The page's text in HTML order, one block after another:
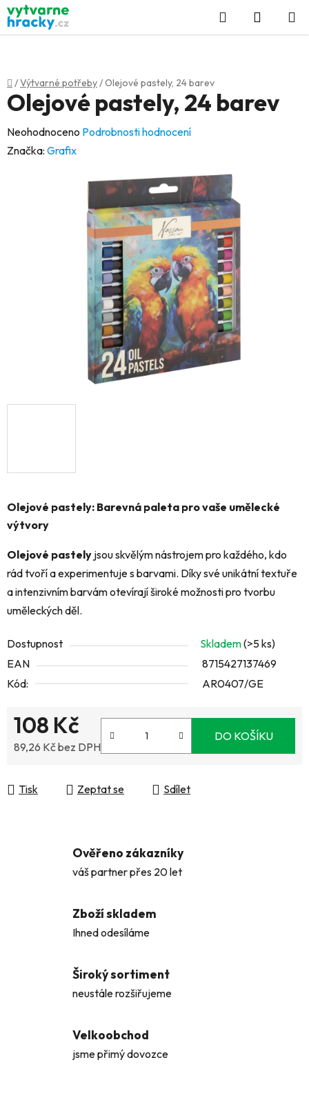
Přejít
na
obsah
Hledat
KOŠÍK
Domů
/Výtvarné potřeby/Olejové pastely, 24 barev
Olejové pastely: Barevná paleta pro vaše umělecké
výtvory
Olejové pastely jsou skvělým nástrojem pro každého, kdo
rád tvoří a experimentuje s barvami. Díky své unikátní textuře
a intenzivním barvám otevírají široké možnosti pro tvorbu
uměleckých děl.
Dostupnost Skladem(>5 ks)
EAN
8715427137469
Kód:
AR0407/GE
108 Kč
89,26 Kč bez DPH
DO KOŠÍKU
Tisk Zeptat se Sdílet
Olejové pastely, 24 barev
Průměrné
hodnocení
Neohodnoceno Podrobnosti hodnocení
Značka: Grafix
Ověřeno zákazníky
váš partner přes 20 let
Zboží skladem
Ihned odesíláme
Široký sortiment
neustále rozšiřujeme
Velkoobchod
jsme přimý dovozce